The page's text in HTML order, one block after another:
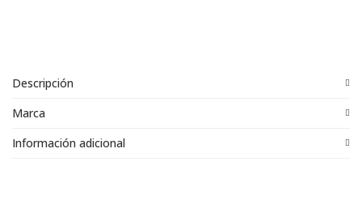
Descripción
Marca
Información adicional